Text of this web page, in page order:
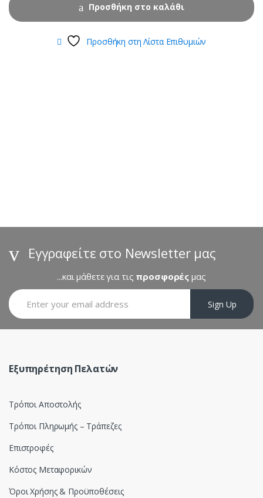
Προσθήκη στο καλάθι
Προσθήκη στη Λίστα Επιθυμιών
d
Εγγραφείτε στο Newsletter μας
...και μάθετε για τις προσφορές μας
Sign Up
Εξυπηρέτηση Πελατών
Τρόποι Αποστολής
Τρόποι Πληρωμής – Τράπεζες
Επιστροφές
Κόστος Μεταφορικών
Όροι Χρήσης & Προϋποθέσεις